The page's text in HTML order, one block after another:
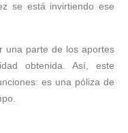
se está invirtiendo ese
una parte de los aportes
obtenida. Así, este
es una póliza de